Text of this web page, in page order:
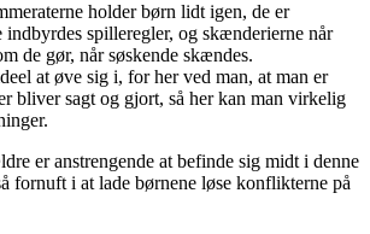
holder børn lidt igen, de er
spilleregler, og skænderierne når
de gør, når søskende skændes.
at øve sig i, for her ved man, at man er
bliver sagt og gjort, så her kan man virkelig
er anstrengende at befinde sig midt i denne
fornuft i at lade børnene løse konflikterne på